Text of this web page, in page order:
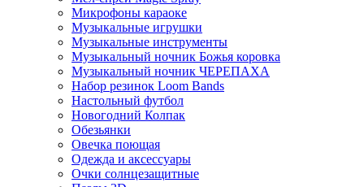
Микрофоны караоке
Музыкальные игрушки
Музыкальные инструменты
Музыкальный ночник Божья коровка
Музыкальный ночник ЧЕРЕПАХА
Набор резинок Loom Bands
Настольный футбол
Новогодний Колпак
Обезьянки
Овечка поющая
Одежда и аксессуары
Очки солнцезащитные